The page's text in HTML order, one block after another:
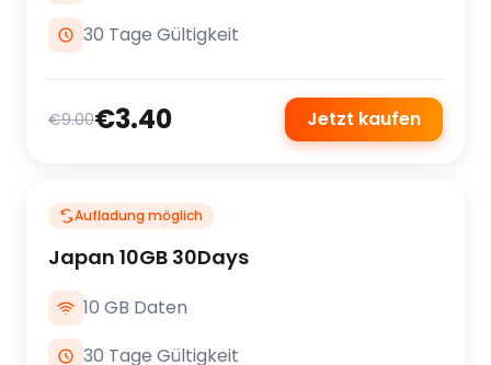
30 Tage Gültigkeit
€9.00€3.40 Jetzt kaufen
Aufladung möglich
Japan 10GB 30Days
10 GB Daten
30 Tage Gültigkeit